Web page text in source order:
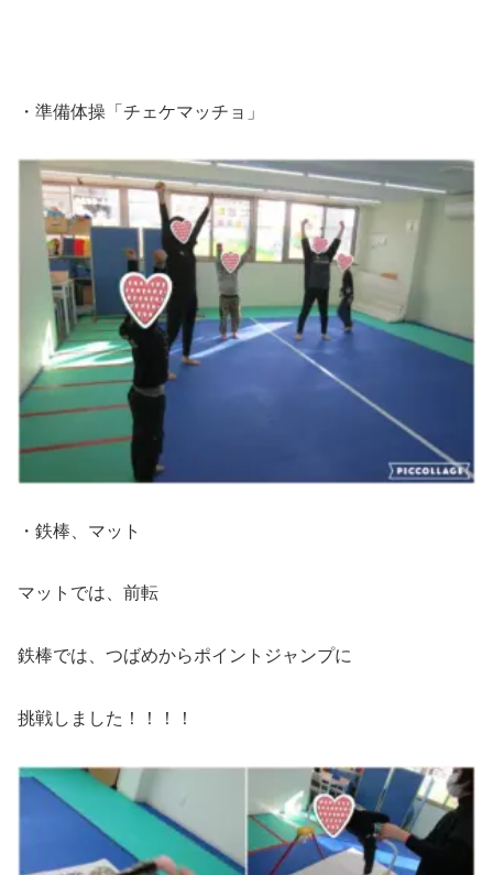
・準備体操「チェケマッチョ」
・鉄棒、マット
マットでは、前転
鉄棒では、つばめからポイントジャンプに
挑戦しました！！！！